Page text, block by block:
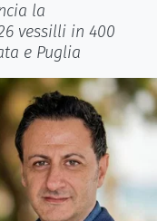
la
vessilli in 400
e Puglia